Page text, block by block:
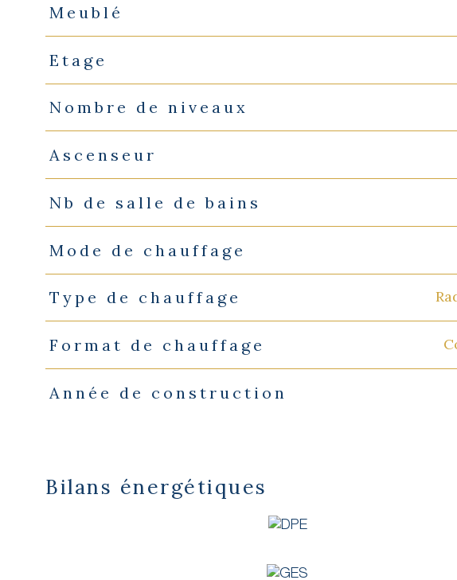
Meublé
Etage
Nombre de niveaux
Ascenseur
Nb de salle de bains
Mode de chauffage
Type de chauffage
Format de chauffage
Année de construction
Bilans énergétiques